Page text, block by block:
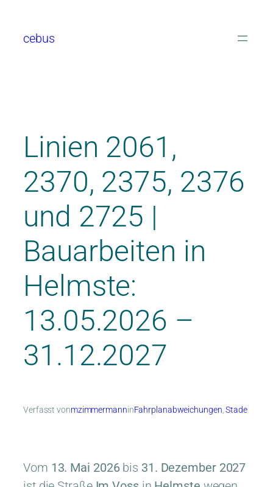
cebus
Linien 2061,
2370, 2375, 2376
und 2725 |
Bauarbeiten in
Helmste:
13.05.2026 –
31.12.2027
Verfasst vonmzimmermanninFahrplanabweichungen , Stade
Vom 13. Mai 2026bis 31. Dezember 2027